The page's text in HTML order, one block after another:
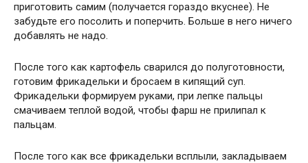
приготовить самим (получается гораздо вкуснее). Не
забудьте его посолить и поперчить. Больше в него ничего
добавлять не надо.
После того как картофель сварился до полуготовности,
готовим фрикадельки и бросаем в кипящий суп.
Фрикадельки формируем руками, при лепке пальцы
смачиваем теплой водой, чтобы фарш не прилипал к
пальцам.
После того как все фрикадельки всплыли, закладываем